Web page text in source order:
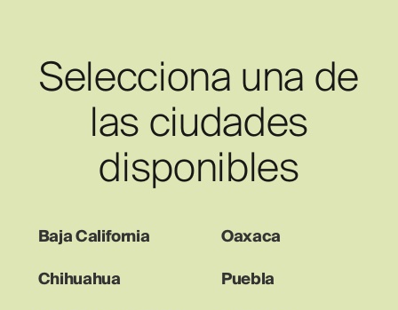
Selecciona una de
las ciudades
disponibles
Baja California
Chihuahua
Oaxaca
Puebla